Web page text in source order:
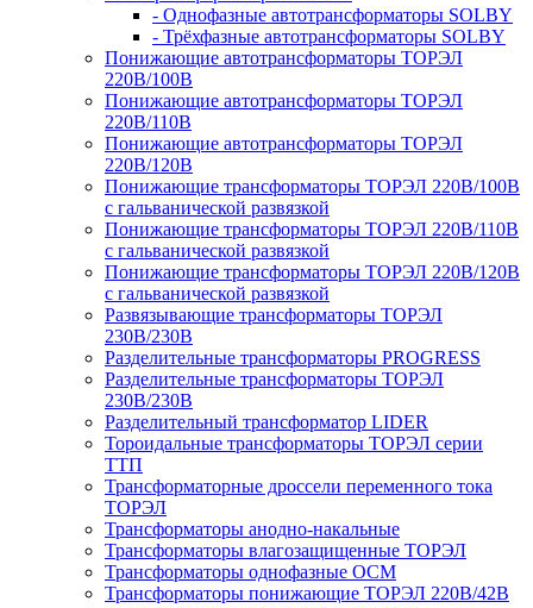
- Однофазные автотрансформаторы SOLBY
- Трёхфазные автотрансформаторы SOLBY
Понижающие автотрансформаторы ТОРЭЛ
220В/100В
Понижающие автотрансформаторы ТОРЭЛ
220В/110В
Понижающие автотрансформаторы ТОРЭЛ
220В/120В
Понижающие трансформаторы ТОРЭЛ 220В/100В
с гальванической развязкой
Понижающие трансформаторы ТОРЭЛ 220В/110В
с гальванической развязкой
Понижающие трансформаторы ТОРЭЛ 220В/120В
с гальванической развязкой
Развязывающие трансформаторы ТОРЭЛ
230В/230В
Разделительные трансформаторы PROGRESS
Разделительные трансформаторы ТОРЭЛ
230В/230В
Разделительный трансформатор LIDER
Тороидальные трансформаторы ТОРЭЛ серии
ТТП
Трансформаторные дроссели переменного тока
ТОРЭЛ
Трансформаторы анодно-накальные
Трансформаторы влагозащищенные ТОРЭЛ
Трансформаторы однофазные ОСМ
Трансформаторы понижающие ТОРЭЛ 220В/42В